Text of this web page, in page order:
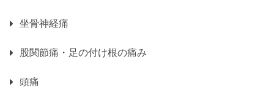
坐骨神経痛
股関節痛・足の付け根の痛み
頭痛